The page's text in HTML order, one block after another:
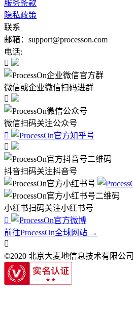
服务条款
隐私政策
联系
邮箱：support@processon.com
电话:

微信或企业微信扫码进群

微信扫码关注公众号


抖音扫码关注抖音号
小红书扫码关注小红书号

前往ProcessOn全球网站 →

©2020 北京大麦地信息技术有限公司